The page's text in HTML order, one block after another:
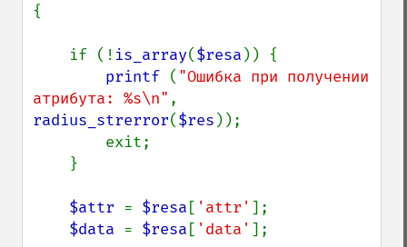
{
    if (!
is_array($resa )) {
printf ( "Ошибка при получении
атрибута: %s\n"
radius_strerror($res ));
$attr = $resa [ 'attr' ];
$data = $resa [ 'data' ];